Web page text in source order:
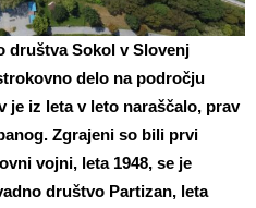
društva Sokol v Slovenj
delo na področju
je iz leta v leto naraščalo, prav
Zgrajeni so bili prvi
vojni, leta 1948, se je
društvo Partizan, leta